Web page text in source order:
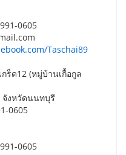
0605
Taschai89
ร็ด12 (หมู่บ้านเกื้อกูล
จังหวัดนนทบุรี
0605
0605